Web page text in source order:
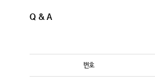
Q & A
번호